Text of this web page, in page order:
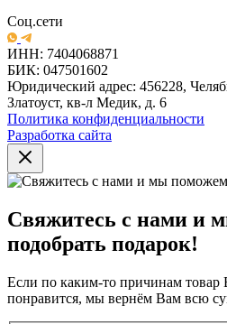
Соц.сети
ИНН: 7404068871
БИК: 047501602
Юридический адрес: 456228,
Златоуст, кв-л Медик, д. 6
Политика конфиденциальности
Разработка сайта
Свяжитесь с нами и
подобрать подарок!
Если по каким-то причинам товар
понравится, мы вернём Вам всю